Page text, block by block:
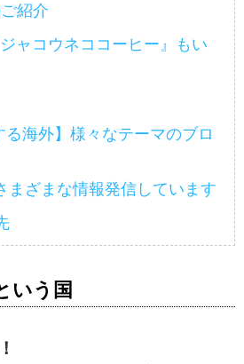
紹介
ャコウネココーヒー』もい
る海外】様々なテーマのブロ
まざまな情報発信しています
いう国